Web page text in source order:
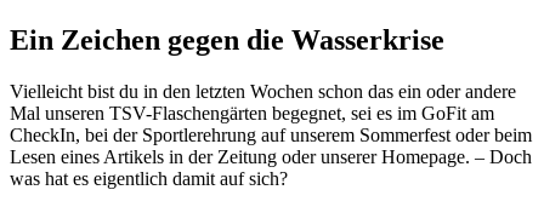
Ein Zeichen gegen die Wasserkrise
Vielleicht bist du in den letzten Wochen schon das ein oder andere
Mal unseren TSV-Flaschengärten begegnet, sei es im GoFit am
CheckIn, bei der Sportlerehrung auf unserem Sommerfest oder beim
Lesen eines Artikels in der Zeitung oder unserer Homepage. – Doch
was hat es eigentlich damit auf sich?